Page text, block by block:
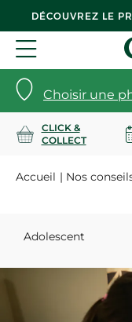
DÉCOUVREZ LE
Choisir une
CLICK &
COLLECT
Accueil Nos
Adolescent